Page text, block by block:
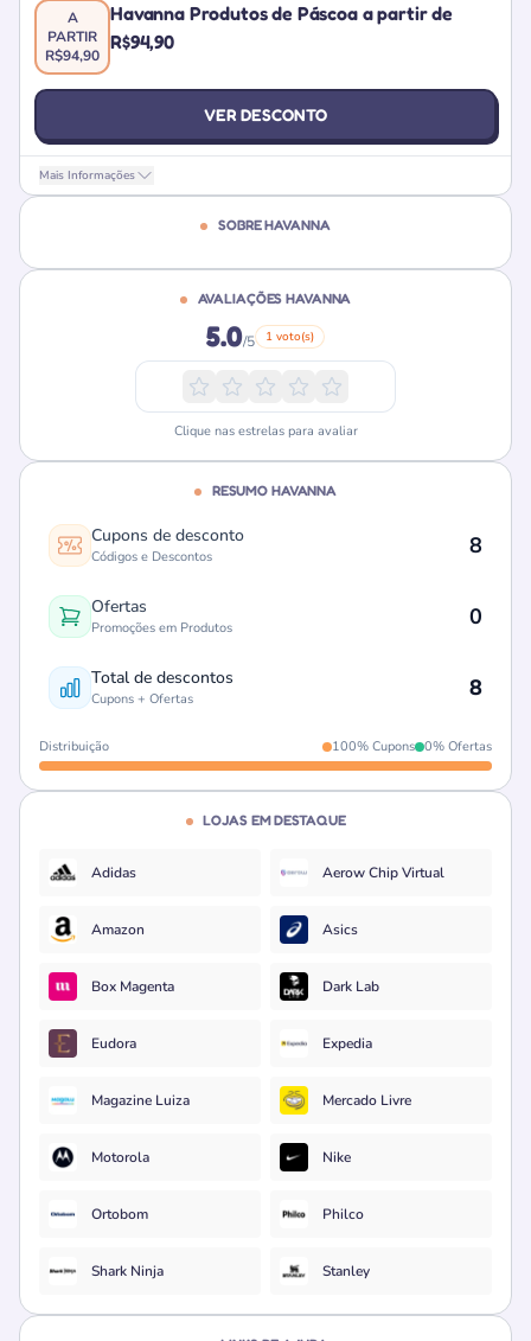
A
PARTIR
R$94,90
Havanna Produtos de Páscoa a partir de
R$94,90
VER DESCONTO
Mais Informações
SOBRE HAVANNA
AVALIAÇÕES HAVANNA
5.0/5 1 voto(s)
Clique nas estrelas para avaliar
RESUMO HAVANNA
Cupons de desconto
Códigos e Descontos 8
Ofertas
Promoções em Produtos 0
Total de descontos
Cupons + Ofertas 8
Distribuição 100% Cupons 0% Ofertas
LOJAS EM DESTAQUE
Adidas Aerow Chip Virtual
Amazon Asics
Box Magenta Dark Lab
Eudora Expedia
Magazine Luiza Mercado Livre
Motorola Nike
Ortobom Philco
Shark Ninja Stanley